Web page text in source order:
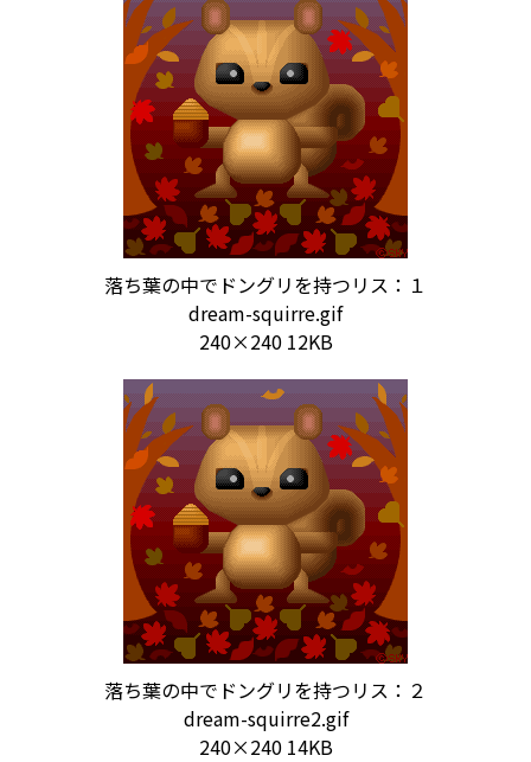
落ち葉の中でドングリを持つリス：１
dream-squirre.gif
240×240 12KB
落ち葉の中でドングリを持つリス：２
dream-squirre2.gif
240×240 14KB